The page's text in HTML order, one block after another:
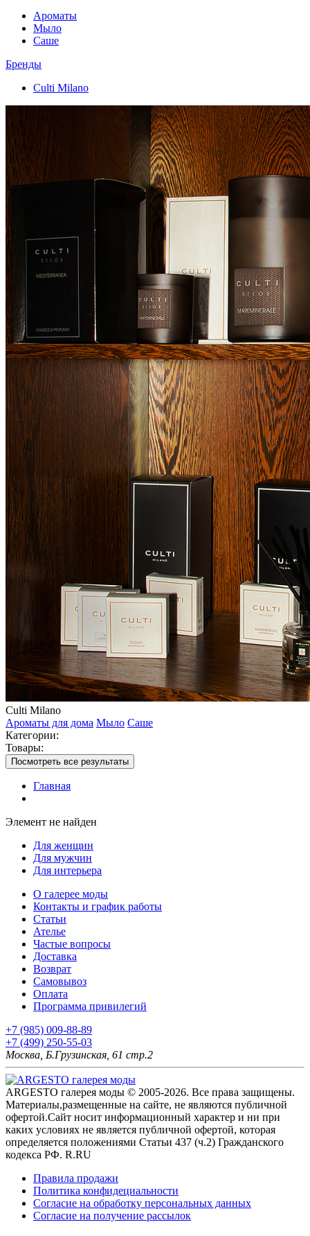
Ароматы
Мыло
Саше
Бренды
Culti Milano
Culti Milano
Ароматы для дома Мыло Саше
Категории:
Товары:
Посмотреть все результаты
Главная
Элемент не найден
Для женщин
Для мужчин
Для интерьера
О галерее моды
Контакты и график работы
Статьи
Ателье
Частые вопросы
Доставка
Возврат
Самовывоз
Оплата
Программа привилегий
+7 (985) 009-88-89
+7 (499) 250-55-03
Москва, Б.Грузинская, 61 стр.2
ARGESTO галерея моды © 2005-2026. Все права защищены.
Материалы,размещенные на сайте, не являются публичной
офертой.Сайт носит информационный характер и ни при
каких условиях не является публичной офертой, которая
определяется положениями Статьи 437 (ч.2) Гражданского
кодекса РФ. R.RU
Правила продажи
Политика конфидециальности
Согласие на обработку персональных данных
Согласие на получение рассылок